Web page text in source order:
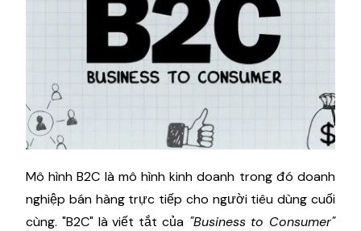
Mô hình B2C là mô hình kinh doanh trong đó doanh
nghiệp bán hàng trực tiếp cho người tiêu dùng cuối
cùng. "B2C" là viết tắt của"Business to Consumer"